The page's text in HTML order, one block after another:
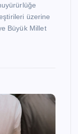
üzerine
Büyük Millet